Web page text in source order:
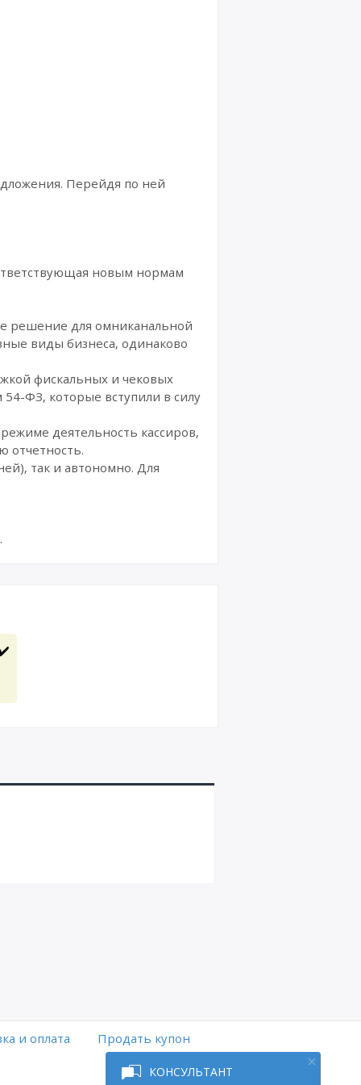
КОНСУЛЬТАНТ
Перейдя по ней
новым нормам
решение для омниканальной
виды бизнеса, одинаково
фискальных и чековых
ФЗ, которые вступили в силу
деятельность кассиров,
отчетность.
так и автономно. Для
и оплата
Продать купон